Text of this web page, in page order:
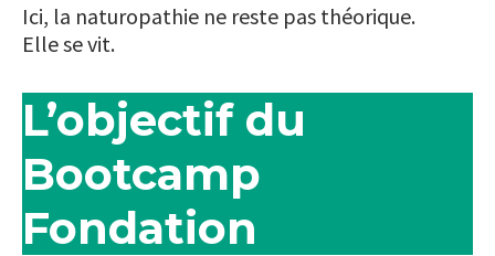
Ici, la naturopathie ne reste pas théorique.
Elle se vit.
L’objectif du
Bootcamp
Fondation